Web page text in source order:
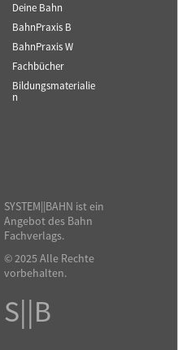
Deine Bahn
BahnPraxis B
BahnPraxis W
Fachbücher
Bildungsmaterialie
n
SYSTEM||BAHN ist ein
Angebot des Bahn
Fachverlags.
© 2025 Alle Rechte
vorbehalten.
S||B